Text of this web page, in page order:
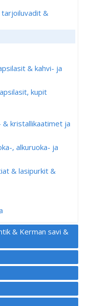
&
& kahvi- ja
kupit
& kristallikaatimet ja
, alkuruoka- ja
& lasipurkit &
& Kerman savi &